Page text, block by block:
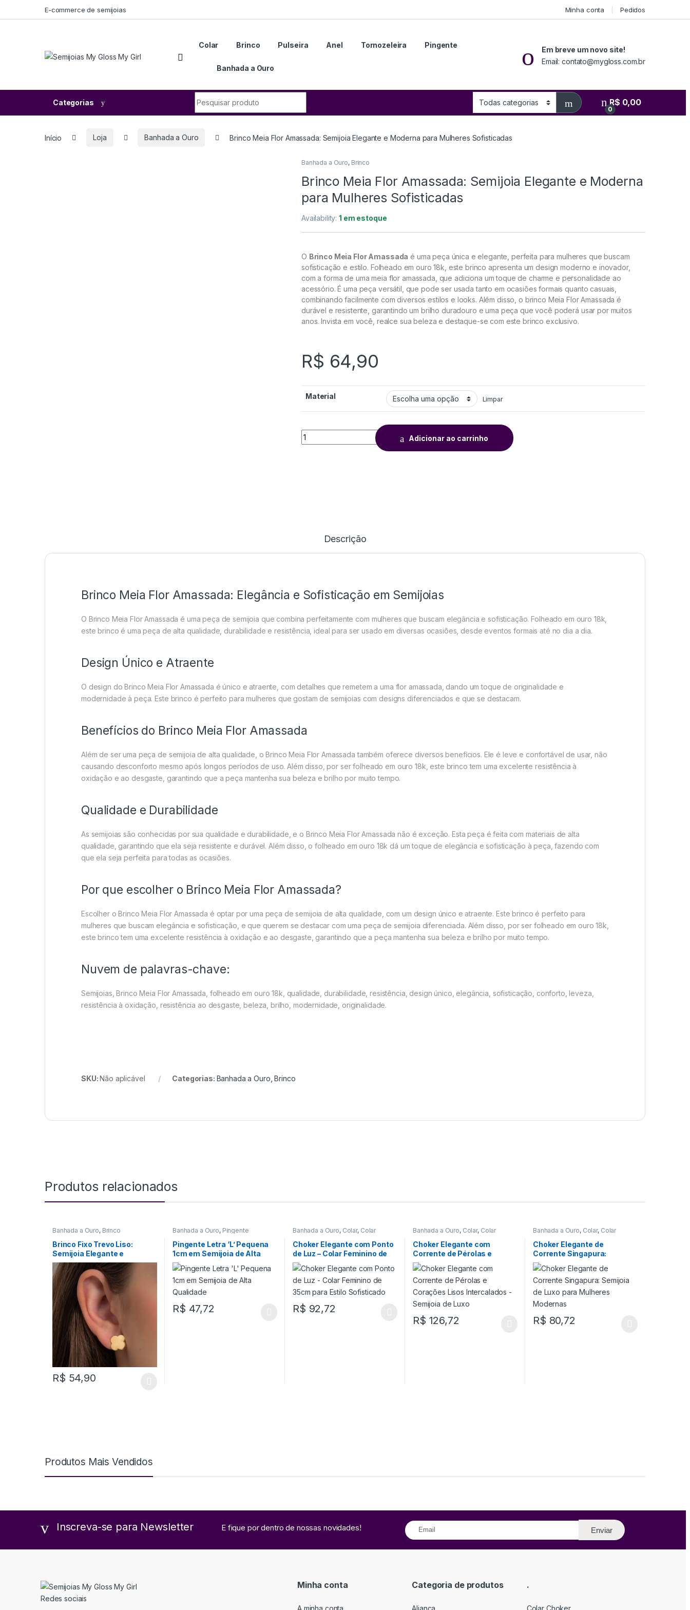
E-commerce de semijoias Minha conta Pedidos
Colar Brinco Pulseira Anel Tornozeleira Pingente
Banhada a Ouro
Em breve um novo site!
Email: contato@mygloss.com.br
Categorias
0
R$ 0,00
Início Loja Banhada a Ouro Brinco Meia Flor Amassada: Semijoia Elegante e Moderna para Mulheres Sofisticadas
Banhada a Ouro, Brinco
Brinco Meia Flor Amassada: Semijoia Elegante e Moderna
para Mulheres Sofisticadas
Availability:1 em estoque
O Brinco Meia Flor Amassada é uma peça única e elegante, perfeita para mulheres que buscam
sofisticação e estilo. Folheado em ouro 18k, este brinco apresenta um design moderno e inovador,
com a forma de uma meia flor amassada, que adiciona um toque de charme e personalidade ao
acessório. É uma peça versátil, que pode ser usada tanto em ocasiões formais quanto casuais,
combinando facilmente com diversos estilos e looks. Além disso, o brinco Meia Flor Amassada é
durável e resistente, garantindo um brilho duradouro e uma peça que você poderá usar por muitos
anos. Invista em você, realce sua beleza e destaque-se com este brinco exclusivo.
R$ 64,90
Material Limpar
Adicionar ao carrinho
Descrição
Brinco Meia Flor Amassada: Elegância e Sofisticação em Semijoias
O Brinco Meia Flor Amassada é uma peça de semijoia que combina perfeitamente com mulheres que buscam elegância e sofisticação. Folheado em ouro 18k,
este brinco é uma peça de alta qualidade, durabilidade e resistência, ideal para ser usado em diversas ocasiões, desde eventos formais até no dia a dia.
Design Único e Atraente
O design do Brinco Meia Flor Amassada é único e atraente, com detalhes que remetem a uma flor amassada, dando um toque de originalidade e
modernidade à peça. Este brinco é perfeito para mulheres que gostam de semijoias com designs diferenciados e que se destacam.
Benefícios do Brinco Meia Flor Amassada
Além de ser uma peça de semijoia de alta qualidade, o Brinco Meia Flor Amassada também oferece diversos benefícios. Ele é leve e confortável de usar, não
causando desconforto mesmo após longos períodos de uso. Além disso, por ser folheado em ouro 18k, este brinco tem uma excelente resistência à
oxidação e ao desgaste, garantindo que a peça mantenha sua beleza e brilho por muito tempo.
Qualidade e Durabilidade
As semijoias são conhecidas por sua qualidade e durabilidade, e o Brinco Meia Flor Amassada não é exceção. Esta peça é feita com materiais de alta
qualidade, garantindo que ela seja resistente e durável. Além disso, o folheado em ouro 18k dá um toque de elegância e sofisticação à peça, fazendo com
que ela seja perfeita para todas as ocasiões.
Por que escolher o Brinco Meia Flor Amassada?
Escolher o Brinco Meia Flor Amassada é optar por uma peça de semijoia de alta qualidade, com um design único e atraente. Este brinco é perfeito para
mulheres que buscam elegância e sofisticação, e que querem se destacar com uma peça de semijoia diferenciada. Além disso, por ser folheado em ouro 18k,
este brinco tem uma excelente resistência à oxidação e ao desgaste, garantindo que a peça mantenha sua beleza e brilho por muito tempo.
Nuvem de palavras-chave:
Semijoias, Brinco Meia Flor Amassada, folheado em ouro 18k, qualidade, durabilidade, resistência, design único, elegância, sofisticação, conforto, leveza,
resistência à oxidação, resistência ao desgaste, beleza, brilho, modernidade, originalidade.
SKU:Não aplicável Categorias: Banhada a Ouro ,Brinco
Produtos relacionados
Banhada a Ouro, Brinco
Brinco Fixo Trevo Liso:
Semijoia Elegante e
Sofisticada para Todas as
Ocasiões
R$ 54,90
Banhada a Ouro, Pingente
Pingente Letra ‘L’ Pequena
1cm em Semijoia de Alta
Qualidade
R$ 47,72
Banhada a Ouro, Colar, Colar
Choker Elegante com Ponto
de Luz – Colar Feminino de
35cm para Estilo
Sofisticado
R$ 92,72
Banhada a Ouro, Colar, Colar
Choker Elegante com
Corrente de Pérolas e
Corações Lisos
Intercalados – Semijoia de
Luxo
R$ 126,72
Banhada a Ouro, Colar, Colar
Choker Elegante de
Corrente Singapura:
Semijoia de Luxo para
Mulheres Modernas
R$ 80,72
Produtos Mais Vendidos
Inscreva-se para Newsletter E fique por dentro de nossas novidades! Enviar
Redes sociais
Minha conta Categoria de produtos .